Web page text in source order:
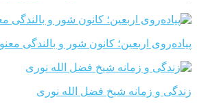
پیاده‌روی اربعین؛ کانون شور و بالندگی
زندگی و زمانه شیخ فضل الله نوری